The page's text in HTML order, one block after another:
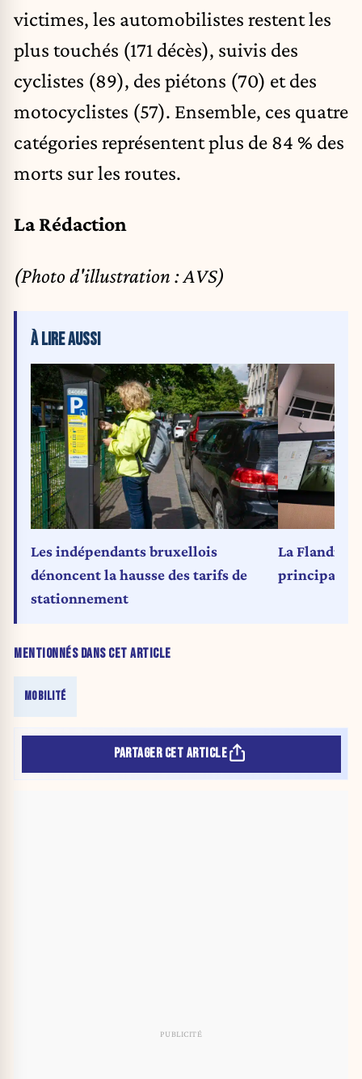
victimes, les automobilistes restent les
plus touchés (171 décès), suivis des
cyclistes (89), des piétons (70) et des
motocyclistes (57). Ensemble, ces quatre
catégories représentent plus de 84 % des
morts sur les routes.
La Rédaction
(Photo d'illustration : AVS)
MENTIONNÉS DANS CET ARTICLE
MOBILITÉ
À LIRE AUSSI
Les indépendants bruxellois
dénoncent la hausse des tarifs de
stationnement
La Flandre
principal de
PARTAGER CET ARTICLE